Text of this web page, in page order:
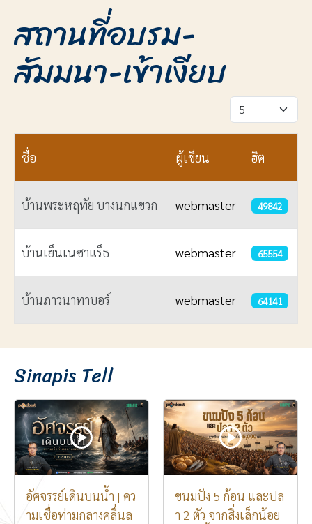
สถานที่อบรม-
สัมมนา-เข้าเงียบ
แสดง #
ชื่อ ผู้เขียน ฮิต
บ้านพระหฤทัย บางนกแขวก webmaster 49842
บ้านเย็นเนซาแร็ธ webmaster 65554
บ้านภาวนาทาบอร์ webmaster 64141
Sinapis Tell
อัศจรรย์เดินบนน้ำ | คว
ามเชื่อท่ามกลางคลื่นล
ขนมปัง 5 ก้อน และปล
า 2 ตัว จากสิ่งเล็กน้อย